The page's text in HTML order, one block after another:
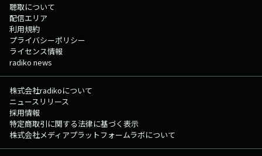
聴取について
配信エリア
利用規約
プライバシーポリシー
ライセンス情報
radiko news
株式会社radikoについて
ニュースリリース
採用情報
特定商取引に関する法律に基づく表示
株式会社メディアプラットフォームラボについて